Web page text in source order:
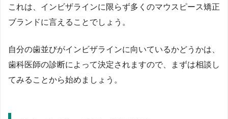
これは、インビザラインに限らず多くのマウスピース矯正
ブランドに言えることでしょう。
自分の歯並びがインビザラインに向いているかどうかは、
歯科医師の診断によって決定されますので、まずは相談し
てみることから始めましょう。